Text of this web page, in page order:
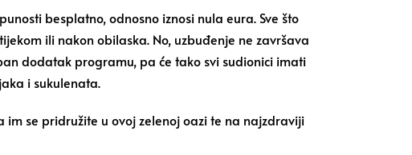
besplatno, odnosno iznosi nula eura. Sve što
ili nakon obilaska. No, uzbuđenje ne završava
dodatak programu, pa će tako svi sudionici imati
i sukulenata.
se pridružite u ovoj zelenoj oazi te na najzdraviji